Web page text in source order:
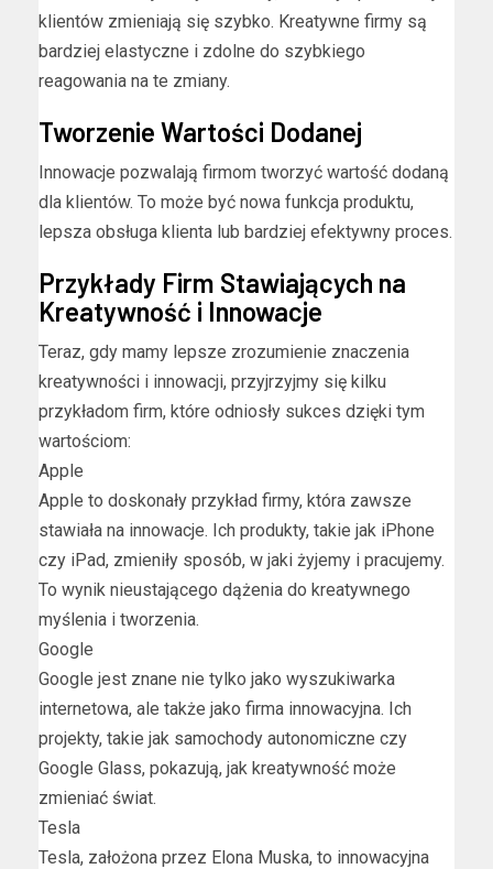
klientów zmieniają się szybko. Kreatywne firmy są
bardziej elastyczne i zdolne do szybkiego
reagowania na te zmiany.
Tworzenie Wartości Dodanej
Innowacje pozwalają firmom tworzyć wartość dodaną
dla klientów. To może być nowa funkcja produktu,
lepsza obsługa klienta lub bardziej efektywny proces.
Przykłady Firm Stawiających na
Kreatywność i Innowacje
Teraz, gdy mamy lepsze zrozumienie znaczenia
kreatywności i innowacji, przyjrzyjmy się kilku
przykładom firm, które odniosły sukces dzięki tym
wartościom:
Apple
Apple to doskonały przykład firmy, która zawsze
stawiała na innowacje. Ich produkty, takie jak iPhone
czy iPad, zmieniły sposób, w jaki żyjemy i pracujemy.
To wynik nieustającego dążenia do kreatywnego
myślenia i tworzenia.
Google
Google jest znane nie tylko jako wyszukiwarka
internetowa, ale także jako firma innowacyjna. Ich
projekty, takie jak samochody autonomiczne czy
Google Glass, pokazują, jak kreatywność może
zmieniać świat.
Tesla
Tesla, założona przez Elona Muska, to innowacyjna